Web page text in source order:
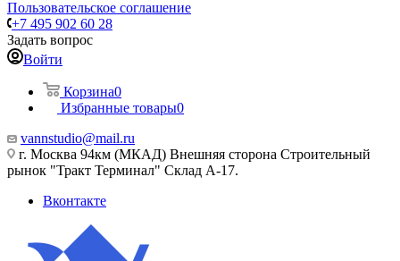
Пользовательское соглашение
+7 495 902 60 28
Задать вопрос
Войти
Корзина0
Избранные товары0
vannstudio@mail.ru
г. Москва 94км (МКАД) Внешняя сторона Строительный
рынок "Тракт Терминал" Склад А-17.
Вконтакте